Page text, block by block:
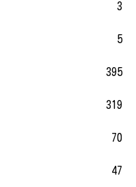
3
5
395
319
70
47